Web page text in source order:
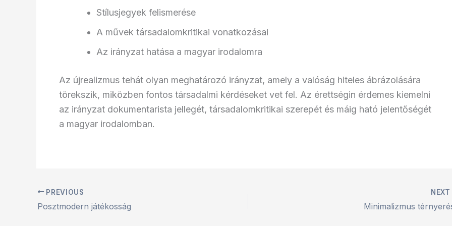
Stílusjegyek felismerése
A művek társadalomkritikai vonatkozásai
Az irányzat hatása a magyar irodalomra
Az újrealizmus tehát olyan meghatározó irányzat, amely a valóság hiteles ábrázolására
törekszik, miközben fontos társadalmi kérdéseket vet fel. Az érettségin érdemes kiemelni
az irányzat dokumentarista jellegét, társadalomkritikai szerepét és máig ható jelentőségét
a magyar irodalomban.
PREVIOUS
Posztmodern játékosság
NEXT
Minimalizmus